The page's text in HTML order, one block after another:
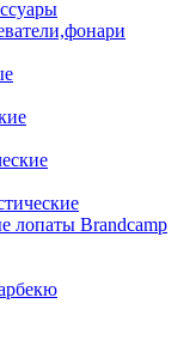
лопаты Brandcamp